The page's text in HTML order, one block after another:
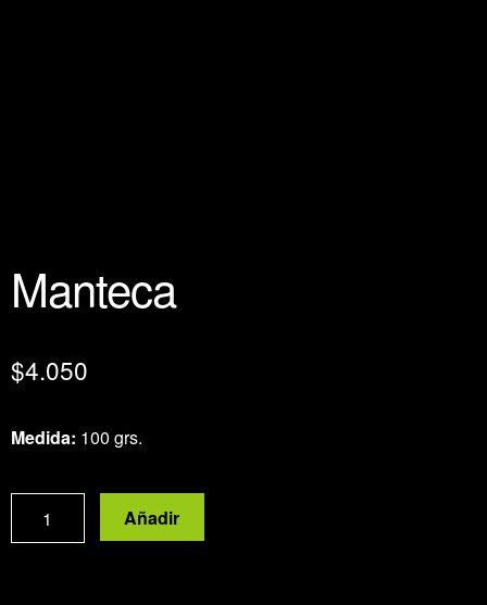
Manteca
$4.050
Medida: 100 grs.
cantidad
Añadir